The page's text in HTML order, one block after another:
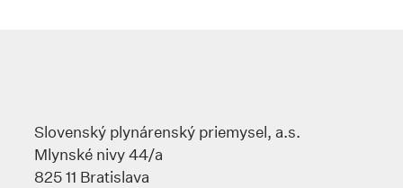
Slovenský plynárenský priemysel, a.s.
Mlynské nivy 44/a
825 11 Bratislava